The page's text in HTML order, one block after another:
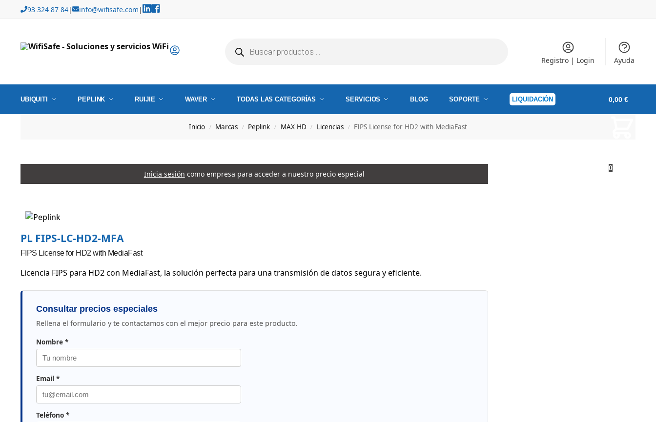
93 324 87 84| info@wifisafe.com |
Registro | Login Ayuda
UBIQUITI PEPLINK RUIJIE WAVER TODAS LAS CATEGORÍAS SERVICIOS BLOG SOPORTE LIQUIDACIÓN 0,00 €
0
Inicio / Marcas / Peplink / MAX HD / Licencias / FIPS License for HD2 with MediaFast
Inicia sesión como empresa para acceder a nuestro precio especial
PL FIPS-LC-HD2-MFA
FIPS License for HD2 with MediaFast
Licencia FIPS para HD2 con MediaFast, la solución perfecta para una transmisión de datos segura y eficiente.
Consultar precios especiales
Rellena el formulario y te contactamos con el mejor precio para este producto.
Nombre *
Email *
Teléfono *